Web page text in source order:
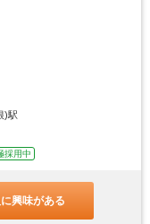
)駅
採用中
興味がある